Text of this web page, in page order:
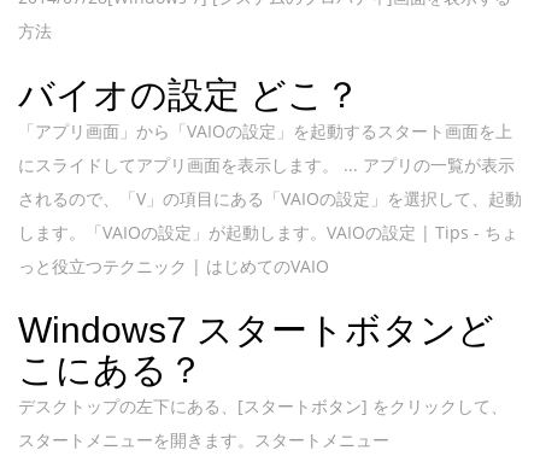
方法
バイオの設定 どこ？
「アプリ画面」から「VAIOの設定」を起動するスタート画面を上
にスライドしてアプリ画面を表示します。 ... アプリの一覧が表示
されるので、「V」の項目にある「VAIOの設定」を選択して、起動
します。「VAIOの設定」が起動します。VAIOの設定 | Tips - ちょ
っと役立つテクニック | はじめてのVAIO
Windows7 スタートボタンど
こにある？
デスクトップの左下にある、[スタートボタン] をクリックして、
スタートメニューを開きます。スタートメニュー